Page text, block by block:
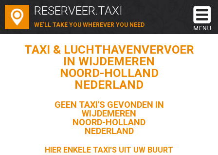
RESERVEER.TAXI
WE'LL TAKE YOU WHEREVER YOU NEED
TAXI & LUCHTHAVENVERVOER
IN WIJDEMEREN
NOORD-HOLLAND
NEDERLAND
GEEN TAXI'S GEVONDEN IN
WIJDEMEREN
NOORD-HOLLAND
NEDERLAND
HIER ENKELE TAXI'S UIT UW BUURT